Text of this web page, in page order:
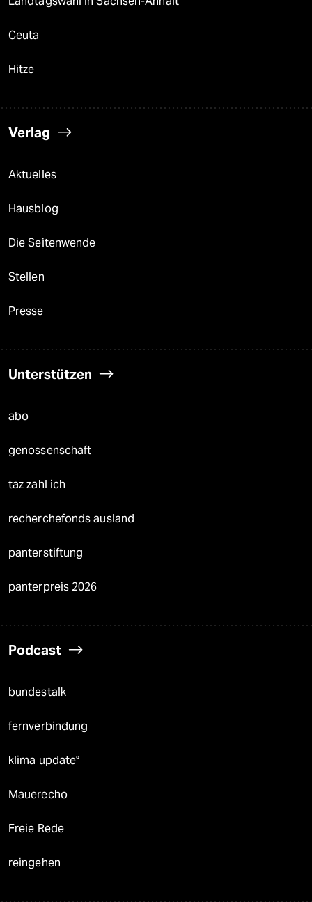
Ceuta
Hitze
Verlag
Aktuelles
Hausblog
Die Seitenwende
Stellen
Presse
Unterstützen
abo
genossenschaft
taz zahl ich
recherchefonds ausland
panterstiftung
panterpreis 2026
Podcast
bundestalk
fernverbindung
klima update°
Mauerecho
Freie Rede
reingehen